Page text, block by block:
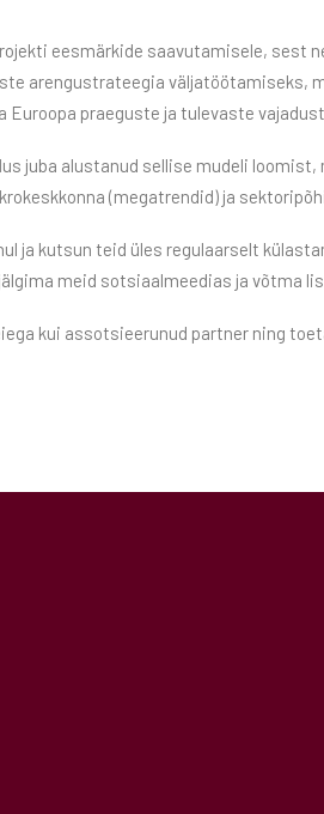
eesmärkide saavutamisele, sest
arengustrateegia väljatöötamiseks,
Euroopa praeguste ja tulevaste
juba alustanud sellise mudeli
(megatrendid) ja
ja kutsun teid üles regulaarselt
meid sotsiaalmeedias ja võtma
kui assotsieerunud partner ning